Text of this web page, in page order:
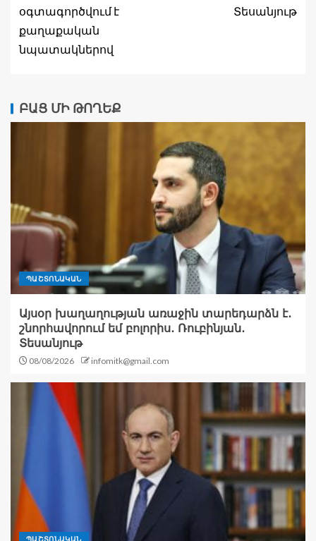
օգտագործվում է
քաղաքական
նպատակներով
Տեսանյութ
ԲԱՑ ՄԻ ԹՈՂԵՔ
ՊԱՇՏՈՆԱԿԱՆ
Այսօր խաղաղության առաջին տարեդարձն է․
շնորհավորում եմ բոլորիս․ Ռուբինյան․
Տեսանյութ
08/08/2026 infomitk@gmail.com
ՊԱՇՏՈՆԱԿԱՆ